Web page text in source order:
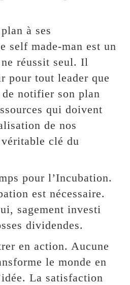
à ses
self made-man est un
réussit seul. Il
pour tout leader que
notifier son plan
qui doivent
de nos
clé du
pour l’Incubation.
est nécessaire.
sagement investi
dividendes.
en action. Aucune
le monde en
La satisfaction